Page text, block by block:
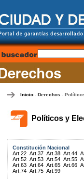
Inicio- Derechos -
Políticos y
Constitución Nacional
Art.22 Art.37 Art.38 Art.44
Art.52 Art.53 Art.54 Art.55
Art.63 Art.64 Art.65 Art.66
Art.74 Art.75 Art.99